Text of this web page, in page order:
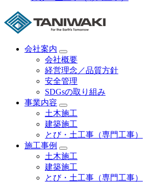
会社案内
会社概要
経営理念／品質方針
安全管理
SDGsの取り組み
事業内容
土木施工
建築施工
とび・土工事（専門工事）
施工事例
土木施工
建築施工
とび・土工事（専門工事）